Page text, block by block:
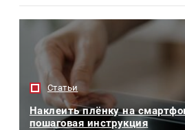
Статьи
Наклеить плёнку на
пошаговая инструкция